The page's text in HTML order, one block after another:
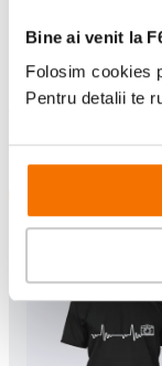
Bine ai venit la
Folosim cookies
Pentru detalii te
Compard R09
Concentrat Film
125ml
(0)
4100 lei